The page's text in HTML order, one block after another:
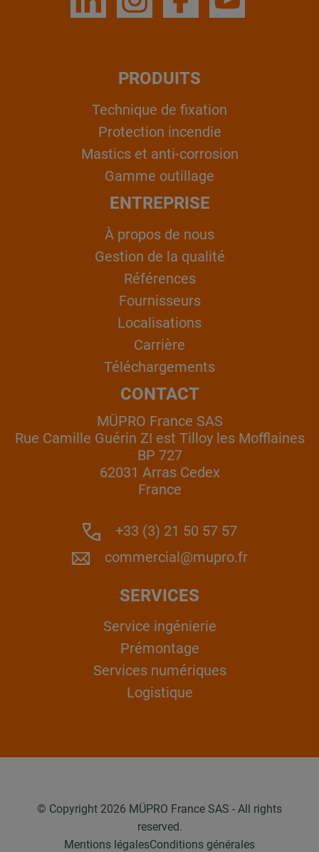
PRODUITS
Technique de fixation
Protection incendie
Mastics et anti-corrosion
Gamme outillage
ENTREPRISE
À propos de nous
Gestion de la qualité
Références
Fournisseurs
Localisations
Carrière
Téléchargements
CONTACT
MÜPRO France SAS
Rue Camille Guérin ZI est Tilloy les Mofflaines
BP 727
62031 Arras Cedex
France
+33 (3) 21 50 57 57
commercial@mupro.fr
SERVICES
Service ingénierie
Prémontage
Services numériques
Logistique
© Copyright 2026 MÜPRO France SAS - All rights
reserved.
Mentions légalesConditions générales